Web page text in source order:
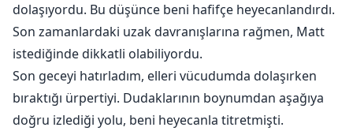
dolaşıyordu. Bu düşünce beni hafifçe heyecanlandırdı.
Son zamanlardaki uzak davranışlarına rağmen, Matt
istediğinde dikkatli olabiliyordu.
Son geceyi hatırladım, elleri vücudumda dolaşırken
bıraktığı ürpertiyi. Dudaklarının boynumdan aşağıya
doğru izlediği yolu, beni heyecanla titretmişti.